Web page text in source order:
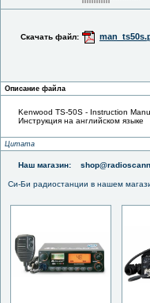
Скачать файл:
Описание файла
Kenwood TS-50S - Instruction
Инструкция на английском языке
Цитата
Наш магазин:
Си-Би радиостанции в нашем